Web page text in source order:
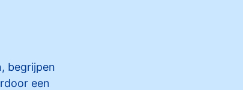
begrijpen
een